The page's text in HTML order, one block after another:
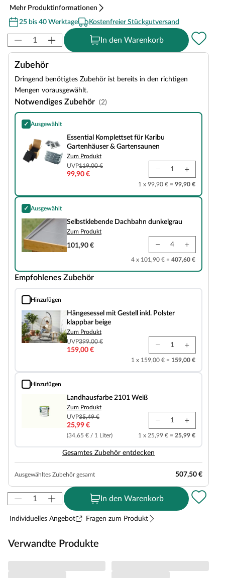
Mehr Produktinformationen
25 bis 40 Werktage
Kostenfreier Stückgutversand
In den Warenkorb
Zubehör
Dringend benötigtes Zubehör ist bereits in den richtigen
Mengen vorausgewählt.
Notwendiges Zubehör (2)
✓ Ausgewählt
Essential Komplettset für Karibu Gartenhäuser & Gartensaunen
Essential Komplettset für Karibu
Gartenhäuser & Gartensaunen
Zum Produkt
UVP119,00 €
99,90 €
1 x 99,90 € = 99,90 €
✓ Ausgewählt
Selbstklebende Dachbahn dunkelgrau
Selbstklebende Dachbahn dunkelgrau
Zum Produkt
101,90 €
4 x 101,90 € = 407,60 €
Empfohlenes Zubehör
Hinzufügen
Hängesessel mit Gestell inkl. Polster klappbar beige
Hängesessel mit Gestell inkl. Polster
klappbar beige
Zum Produkt
UVP399,00 €
159,00 €
1 x 159,00 € = 159,00 €
Hinzufügen
Landhausfarbe 2101 Weiß
Landhausfarbe 2101 Weiß
Zum Produkt
UVP35,49 €
25,99 €
(34,65 € / 1 Liter) 1 x 25,99 € = 25,99 €
Gesamtes Zubehör entdecken
Ausgewähltes Zubehör gesamt 507,50 €
In den Warenkorb
Individuelles Angebot Fragen zum Produkt
Verwandte Produkte